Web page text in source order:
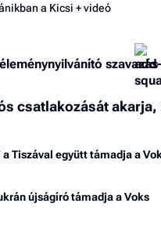
a Kicsi + videó
csatlakozását akarja,
Tiszával együtt támadja a
újságíró támadja a Voks